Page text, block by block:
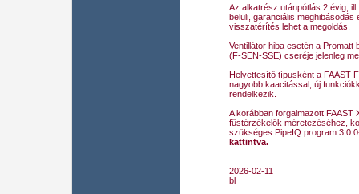
Az alkatrész utánpótlás 2 évig,
belüli, garanciális
visszatérítés lehet a megoldás.
Ventillátor hiba esetén a
(F-SEN-SSE) cseréje jelenleg
Helyettesítő típusként a FAAST
nagyobb kaacitással, új
rendelkezik.
A korábban forgalmazott FAAST
füstérzékelők méretezéséhez,
szükséges PipeIQ program
kattintva.
2026-02-11
bl